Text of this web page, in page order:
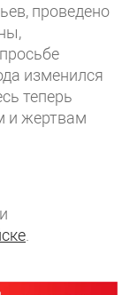
проведено
изменился
теперь
и жертвам